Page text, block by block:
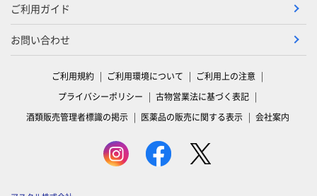
ご利用ガイド
お問い合わせ
ご利用規約 ご利用環境について
ご利用上の注意
プライバシーポリシー
古物営業法に基づく表記
酒類販売管理者標識の掲示
医薬品の販売に関する表示 会社案内